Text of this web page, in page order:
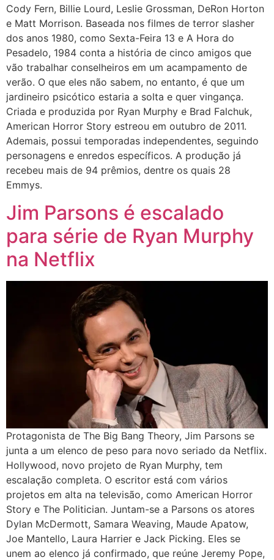
Cody Fern, Billie Lourd, Leslie Grossman, DeRon Horton
e Matt Morrison. Baseada nos filmes de terror slasher
dos anos 1980, como Sexta-Feira 13 e A Hora do
Pesadelo, 1984 conta a história de cinco amigos que
vão trabalhar conselheiros em um acampamento de
verão. O que eles não sabem, no entanto, é que um
jardineiro psicótico estaria a solta e quer vingança.
Criada e produzida por Ryan Murphy e Brad Falchuk,
American Horror Story estreou em outubro de 2011.
Ademais, possui temporadas independentes, seguindo
personagens e enredos específicos. A produção já
recebeu mais de 94 prêmios, dentre os quais 28
Emmys.
Jim Parsons é escalado
para série de Ryan Murphy
na Netflix
Protagonista de The Big Bang Theory, Jim Parsons se
junta a um elenco de peso para novo seriado da Netflix.
Hollywood, novo projeto de Ryan Murphy, tem
escalação completa. O escritor está com vários
projetos em alta na televisão, como American Horror
Story e The Politician. Juntam-se a Parsons os atores
Dylan McDermott, Samara Weaving, Maude Apatow,
Joe Mantello, Laura Harrier e Jack Picking. Eles se
unem ao elenco já confirmado, que reúne Jeremy Pope,